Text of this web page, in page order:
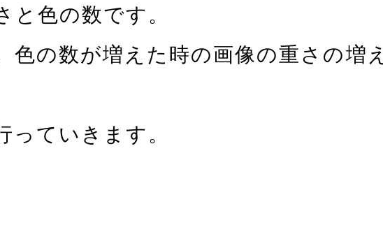
色の数です。
色の数が増えた時の画像の重さの増
っていきます。